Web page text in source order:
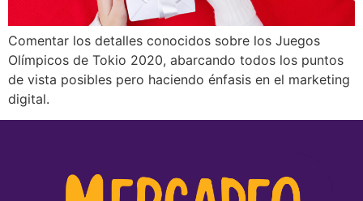
Comentar los detalles conocidos sobre los Juegos
Olímpicos de Tokio 2020, abarcando todos los puntos
de vista posibles pero haciendo énfasis en el marketing
digital.